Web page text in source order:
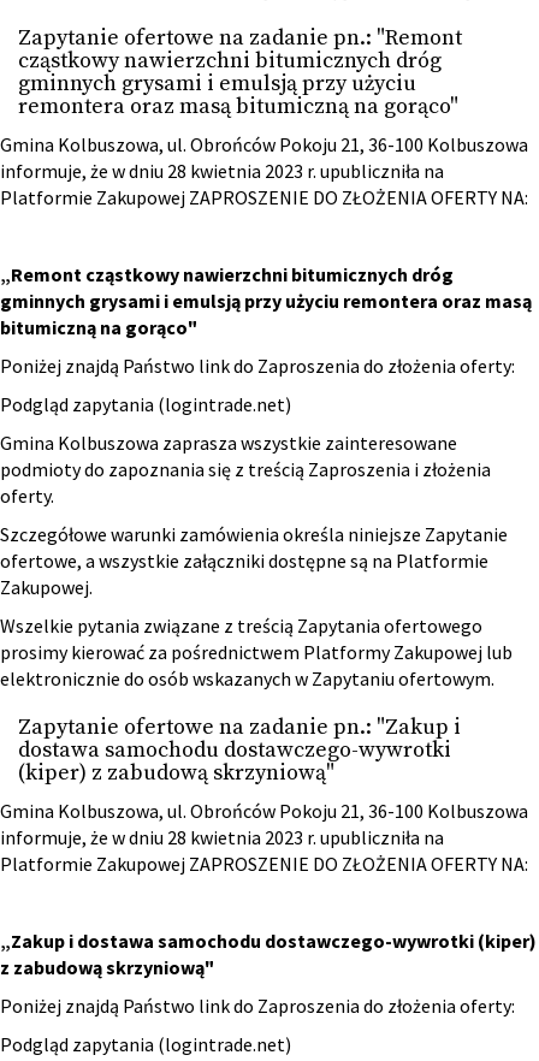
Zapytanie ofertowe na zadanie pn.: "Remont
cząstkowy nawierzchni bitumicznych dróg
gminnych grysami i emulsją przy użyciu
remontera oraz masą bitumiczną na gorąco"
Gmina Kolbuszowa, ul. Obrońców Pokoju 21, 36-100 Kolbuszowa
informuje, że w dniu 28 kwietnia 2023 r. upubliczniła na
Platformie Zakupowej ZAPROSZENIE DO ZŁOŻENIA OFERTY NA:
„Remont cząstkowy nawierzchni bitumicznych dróg
gminnych grysami i emulsją przy użyciu remontera oraz masą
bitumiczną na gorąco"
Poniżej znajdą Państwo link do Zaproszenia do złożenia oferty:
Podgląd zapytania (logintrade.net)
Gmina Kolbuszowa zaprasza wszystkie zainteresowane
podmioty do zapoznania się z treścią Zaproszenia i złożenia
oferty.
Szczegółowe warunki zamówienia określa niniejsze Zapytanie
ofertowe, a wszystkie załączniki dostępne są na Platformie
Zakupowej.
Wszelkie pytania związane z treścią Zapytania ofertowego
prosimy kierować za pośrednictwem Platformy Zakupowej lub
elektronicznie do osób wskazanych w Zapytaniu ofertowym.
Zapytanie ofertowe na zadanie pn.: "Zakup i
dostawa samochodu dostawczego-wywrotki
(kiper) z zabudową skrzyniową"
Gmina Kolbuszowa, ul. Obrońców Pokoju 21, 36-100 Kolbuszowa
informuje, że w dniu 28 kwietnia 2023 r. upubliczniła na
Platformie Zakupowej ZAPROSZENIE DO ZŁOŻENIA OFERTY NA:
„Zakup i dostawa samochodu dostawczego-wywrotki (kiper)
z zabudową skrzyniową"
Poniżej znajdą Państwo link do Zaproszenia do złożenia oferty:
Podgląd zapytania (logintrade.net)